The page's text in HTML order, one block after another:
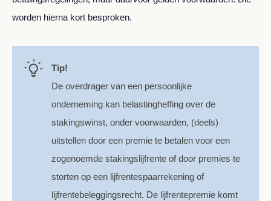
worden hierna kort besproken.
Tip!
De overdrager van een persoonlijke
onderneming kan belastingheffing over de
stakingswinst, onder voorwaarden, (deels)
uitstellen door een premie te betalen voor een
zogenoemde stakingslijfrente of door premies te
storten op een lijfrentespaarrekening of
lijfrentebeleggingsrecht. De lijfrentepremie komt